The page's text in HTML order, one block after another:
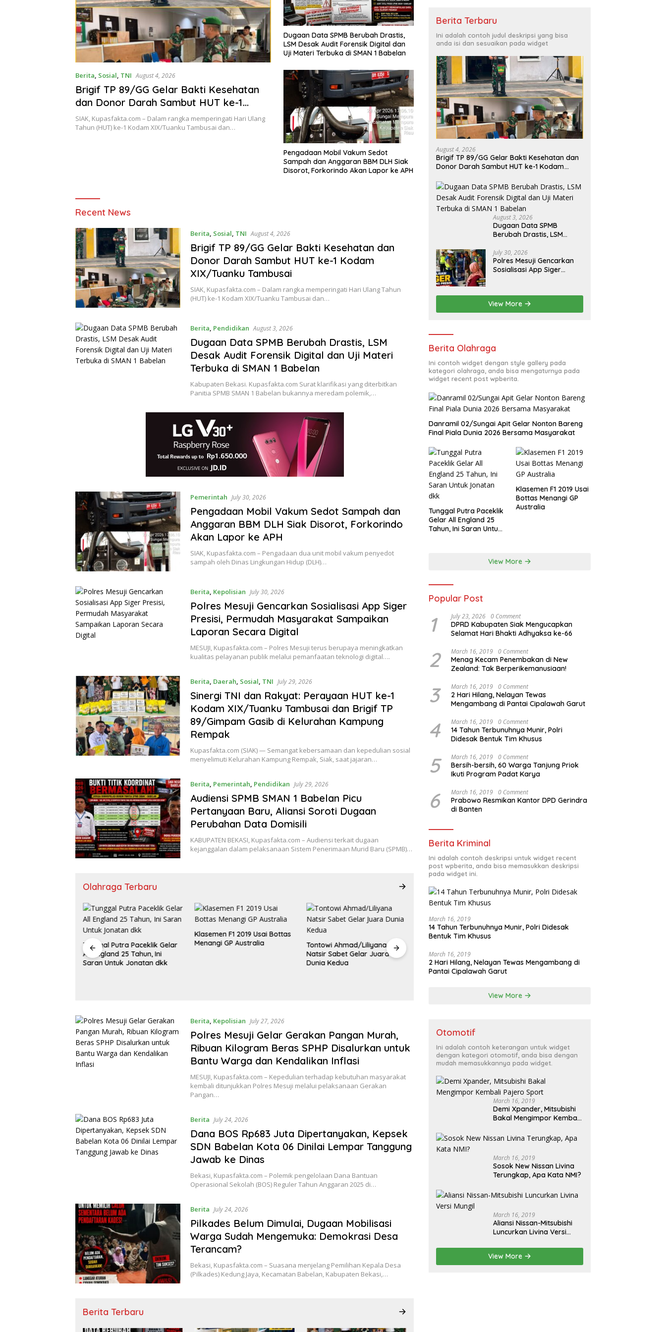
Berita, Sosial, TNI August 4, 2026
Brigif TP 89/GG Gelar Bakti Kesehatan
dan Donor Darah Sambut HUT ke-1
Kodam XIX/Tuanku Tambusai
SIAK, Kupasfakta.com – Dalam rangka memperingati Hari Ulang
Tahun (HUT) ke-1 Kodam XIX/Tuanku Tambusai dan…
Dugaan Data SPMB Berubah Drastis,
LSM Desak Audit Forensik Digital dan
Uji Materi Terbuka di SMAN 1 Babelan
Pengadaan Mobil Vakum Sedot
Sampah dan Anggaran BBM DLH Siak
Disorot, Forkorindo Akan Lapor ke APH
Kupas
Recent News
Berita, Sosial, TNI August 4, 2026
Brigif TP 89/GG Gelar Bakti Kesehatan dan
Donor Darah Sambut HUT ke-1 Kodam
XIX/Tuanku Tambusai
SIAK, Kupasfakta.com – Dalam rangka memperingati Hari Ulang Tahun
(HUT) ke-1 Kodam XIX/Tuanku Tambusai dan…
Berita, Pendidikan August 3, 2026
Dugaan Data SPMB Berubah Drastis, LSM
Desak Audit Forensik Digital dan Uji Materi
Terbuka di SMAN 1 Babelan
Kabupaten Bekasi. Kupasfakta.com Surat klarifikasi yang diterbitkan
Panitia SPMB SMAN 1 Babelan bukannya meredam polemik,…
Pemerintah July 30, 2026
Pengadaan Mobil Vakum Sedot Sampah dan
Anggaran BBM DLH Siak Disorot, Forkorindo
Akan Lapor ke APH
SIAK, Kupasfakta.com – Pengadaan dua unit mobil vakum penyedot
sampah oleh Dinas Lingkungan Hidup (DLH)…
Berita, Kepolisian July 30, 2026
Polres Mesuji Gencarkan Sosialisasi App Siger
Presisi, Permudah Masyarakat Sampaikan
Laporan Secara Digital
MESUJI, Kupasfakta.com – Polres Mesuji terus berupaya meningkatkan
kualitas pelayanan publik melalui pemanfaatan teknologi digital….
Berita, Daerah, Sosial, TNI July 29, 2026
Sinergi TNI dan Rakyat: Perayaan HUT ke-1
Kodam XIX/Tuanku Tambusai dan Brigif TP
89/Gimpam Gasib di Kelurahan Kampung
Rempak
Kupasfakta.com (SIAK) — Semangat kebersamaan dan kepedulian sosial
menyelimuti Kelurahan Kampung Rempak, Siak, saat jajaran…
Berita, Pemerintah, Pendidikan July 29, 2026
Audiensi SPMB SMAN 1 Babelan Picu
Pertanyaan Baru, Aliansi Soroti Dugaan
Perubahan Data Domisili
KABUPATEN BEKASI, Kupasfakta.com – Audiensi terkait dugaan
kejanggalan dalam pelaksanaan Sistem Penerimaan Murid Baru (SPMB)…
Olahraga Terbaru
Tunggal Putra Paceklik Gelar
All England 25 Tahun, Ini
Saran Untuk Jonatan dkk
Klasemen F1 2019 Usai Bottas
Menangi GP Australia
Tontowi Ahmad/Liliyana
Natsir Sabet Gelar Juara
Dunia Kedua
Pergantian Jitu Luis Milla yang
Mengantar Indonesia ke
Gelar Nonton Bareng Final
Berita Kepolisian July 27, 2026
Polres Mesuji Gelar Gerakan Pangan Murah,
Ribuan Kilogram Beras SPHP Disalurkan untuk
Bantu Warga dan Kendalikan Inflasi
MESUJI, Kupasfakta.com – Kepedulian terhadap kebutuhan masyarakat
kembali ditunjukkan Polres Mesuji melalui pelaksanaan Gerakan
Pangan…
Berita July 24, 2026
Dana BOS Rp683 Juta Dipertanyakan, Kepsek
SDN Babelan Kota 06 Dinilai Lempar Tanggung
Jawab ke Dinas
Bekasi, Kupasfakta.com – Polemik pengelolaan Dana Bantuan
Operasional Sekolah (BOS) Reguler Tahun Anggaran 2025 di…
Berita July 24, 2026
Pilkades Belum Dimulai, Dugaan Mobilisasi
Warga Sudah Mengemuka: Demokrasi Desa
Terancam?
Bekasi, Kupasfakta.com – Suasana menjelang Pemilihan Kepala Desa
(Pilkades) Kedung Jaya, Kecamatan Babelan, Kabupaten Bekasi,…
Berita Terbaru
Berita Terbaru
Ini adalah contoh judul deskripsi yang bisa
anda isi dan sesuaikan pada widget
August 4, 2026
Brigif TP 89/GG Gelar Bakti Kesehatan dan
Donor Darah Sambut HUT ke-1 Kodam
August 3, 2026
Dugaan Data SPMB
Berubah Drastis, LSM
Digital dan Uji Materi
Terbuka di SMAN 1 Babelan
July 30, 2026
Polres Mesuji Gencarkan
Sosialisasi App Siger
Laporan Secara Digital
View More
Berita Olahraga
Ini contoh widget dengan style gallery pada
kategori olahraga, anda bisa mengaturnya pada
widget recent post wpberita.
Danramil 02/Sungai Apit Gelar Nonton Bareng
Final Piala Dunia 2026 Bersama Masyarakat
Tunggal Putra Paceklik
Gelar All England 25
Tahun, Ini Saran Untuk
Klasemen F1 2019 Usai
Bottas Menangi GP
Australia
View More
Popular Post
1 July 23, 2026 0 Comment
DPRD Kabupaten Siak Mengucapkan
Selamat Hari Bhakti Adhyaksa ke-66
2 March 16, 2019 0 Comment
Menag Kecam Penembakan di New
Zealand: Tak Berperikemanusiaan!
3 March 16, 2019 0 Comment
2 Hari Hilang, Nelayan Tewas
Mengambang di Pantai Cipalawah Garut
4 March 16, 2019 0 Comment
14 Tahun Terbunuhnya Munir, Polri
Didesak Bentuk Tim Khusus
5 March 16, 2019 0 Comment
Bersih-bersih, 60 Warga Tanjung Priok
Ikuti Program Padat Karya
6 March 16, 2019 0 Comment
Prabowo Resmikan Kantor DPD Gerindra
di Banten
Berita Kriminal
Ini adalah contoh deskripsi untuk widget recent
post wpberita, anda bisa memasukkan deskripsi
pada widget ini.
March 16, 2019
14 Tahun Terbunuhnya Munir, Polri Didesak
Bentuk Tim Khusus
March 16, 2019
2 Hari Hilang, Nelayan Tewas Mengambang di
Pantai Cipalawah Garut
View More
Otomotif
Ini adalah contoh keterangan untuk widget
dengan kategori otomotif, anda bisa dengan
mudah memasukkannya pada widget.
March 16, 2019
Demi Xpander, Mitsubishi
Bakal Mengimpor Kembali
March 16, 2019
Sosok New Nissan Livina
Terungkap, Apa Kata NMI?
March 16, 2019
Aliansi Nissan-Mitsubishi
Luncurkan Livina Versi
View More